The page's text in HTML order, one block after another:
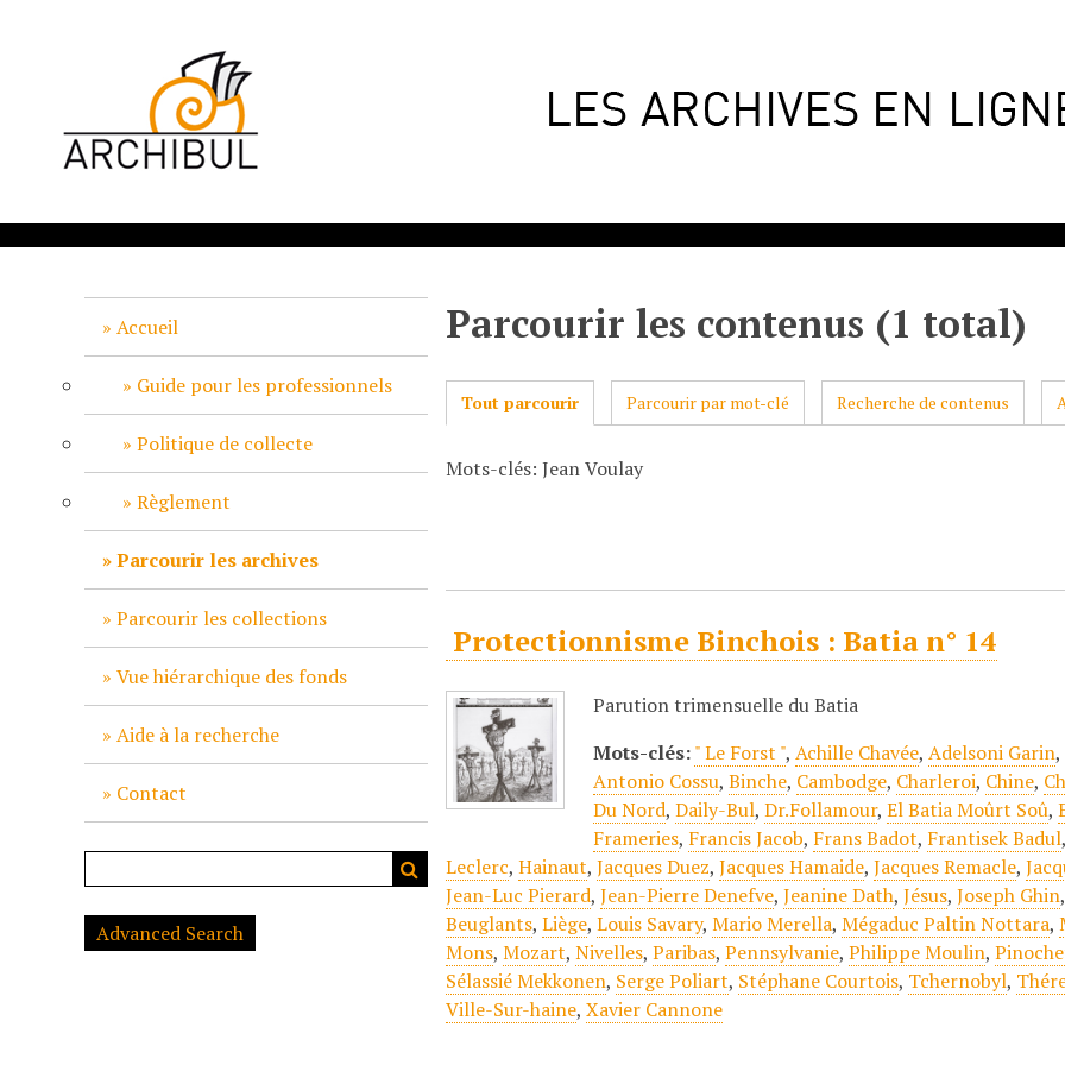
c
Accueil
Guide pour les professionnels
Politique de collecte
Règlement
Parcourir les archives
Parcourir les collections
Vue hiérarchique des fonds
Aide à la recherche
Contact
Advanced Search
Parcourir les contenus (1 total)
Tout parcourir Parcourir par mot-clé Recherche de contenus
Mots-clés: Jean Voulay
Protectionnisme Binchois : Batia n° 14
Parution trimensuelle du Batia
Mots-clés:" Le Forst ",Achille Chavée,Adelsoni Garin,
Antonio Cossu,Binche, Cambodge, Charleroi, Chine,
Du Nord,Daily-Bul,Dr.Follamour,El Batia Moûrt Soû,
Frameries, Francis Jacob, Frans Badot, Frantisek Badul
Leclerc,Hainaut,Jacques Duez,Jacques Hamaide,Jacques Remacle,
Jean-Luc Pierard,Jean-Pierre Denefve,Jeanine Dath,Jésus,Joseph Ghin
Beuglants,Liège,Louis Savary,Mario Merella,Mégaduc Paltin Nottara,
Mons,Mozart,Nivelles,Paribas,Pennsylvanie,Philippe Moulin,
Sélassié Mekkonen, Serge Poliart, Stéphane Courtois, Tchernobyl,
Ville-Sur-haine,Xavier Cannone